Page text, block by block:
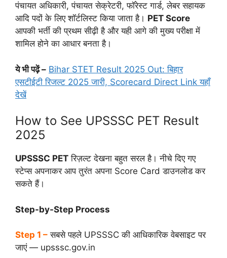
पंचायत अधिकारी, पंचायत सेक्रेटरी, फॉरेस्ट गार्ड, लेबर सहायक
आदि पदों के लिए शॉर्टलिस्ट किया जाता है। PET Score
आपकी भर्ती की प्रथम सीढ़ी है और यही आगे की मुख्य परीक्षा में
शामिल होने का आधार बनता है।
ये भी पढ़ें – Bihar STET Result 2025 Out: बिहार
एसटीईटी रिजल्ट 2025 जारी, Scorecard Direct Link यहाँ
देखें
How to See UPSSSC PET Result
2025
UPSSSC PET रिज़ल्ट देखना बहुत सरल है। नीचे दिए गए
स्टेप्स अपनाकर आप तुरंत अपना Score Card डाउनलोड कर
सकते हैं।
Step-by-Step Process
Step 1 – सबसे पहले UPSSSC की आधिकारिक वेबसाइट पर
जाएं — upsssc.gov.in